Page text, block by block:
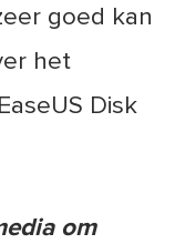
goed kan
het
Disk
om